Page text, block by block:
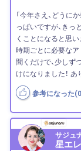
「今年さえ、どうに
っぱいですが、き
くことになると思
時期ごとに必要な
聞くだけで、少しず
けになりました！
参考になった(0
サジュ
星エ